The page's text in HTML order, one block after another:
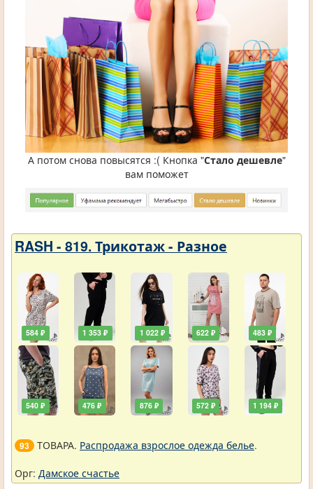
А потом снова повысятся :( Кнопка "Стало дешевле"
вам поможет
RASH - 819. Трикотаж - Разное
584 ₽
540 ₽
1 353 ₽
476 ₽
1 022 ₽
876 ₽
622 ₽
572 ₽
483 ₽
1 194 ₽
93 ТОВАРА. Распродажа взрослое одежда белье.
Орг: Дамское счастье